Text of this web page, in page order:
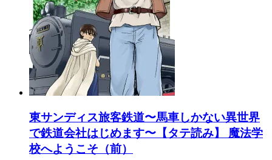
東サンディス旅客鉄道〜馬車しかない異世界
で鉄道会社はじめます〜【タテ読み】 魔法学
校へようこそ（前）